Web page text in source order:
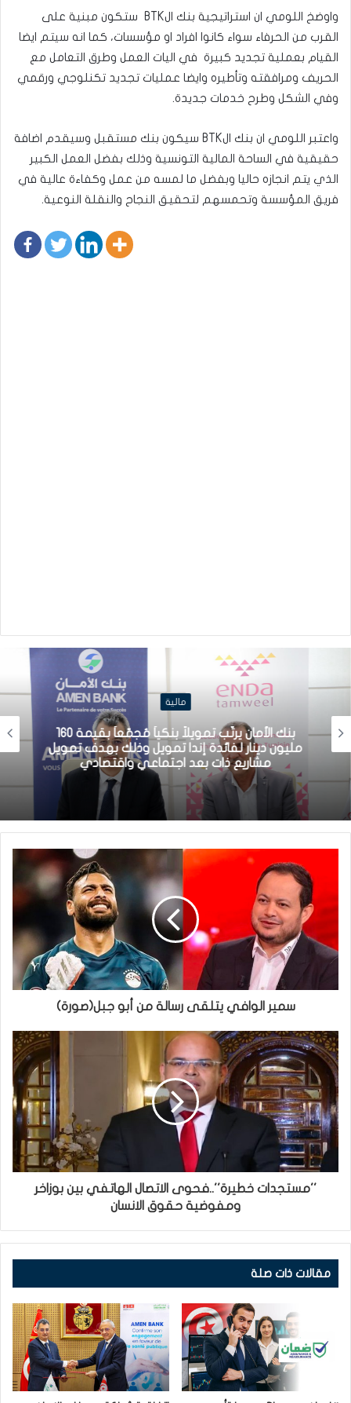
واوضخ اللومي ان استراتيجية بنك الBTK ستكون مبنية على
القرب من الحرفاء سواء كانوا افراد او مؤسسات، كما انه سيتم ايضا
القيام بعملية تجديد كبيرة في اليات العمل وطرق التعامل مع
الحريف ومرافقته وتأطيره وايضا عمليات تجديد تكنلوجي ورقمي
وفي الشكل وطرح خدمات جديدة.
واعتبر اللومي ان بنك الBTK سيكون بنك مستقبل وسيقدم اضافة
حقيقية في الساحة المالية التونسية وذلك بفضل العمل الكبير
الذي يتم انجازه حاليا وبفضل ما لمسه من عمل وكفاءة عالية في
فريق المؤسسة وتحمسهم لتحقيق النجاح والنقلة النوعية.
مالية
بنك الأمان يرتّب تمويلاً بنكياً مُجمّعاً بقيمة 160
مليون دينار لفائدة إندا تمويل وذلك بهدف تمويل
مشاريع ذات بعد اجتماعي واقتصادي
سمير الوافي يتلقى رسالة من أبو جبل(صورة)
''مستجدات خطيرة''..فحوى الاتصال الهاتفي بين بوزاخر
ومفوضية حقوق الانسان
مقالات ذات صلة